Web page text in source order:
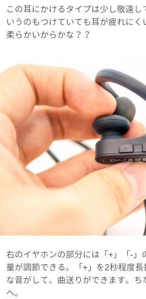
この耳にかけるタイプは少し敬遠
いうのもつけていても耳が疲れに
柔らかいからかな？？
右のイヤホンの部分には「+」「-
量が調節できる。「+」を2秒程度
な音がして、曲送りができます。
へ。